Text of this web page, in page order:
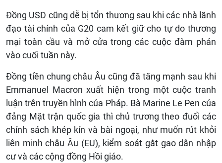
Đồng USD cũng dễ bị tổn thương sau khi các nhà lãnh
đạo tài chính của G20 cam kết giữ cho tự do thương
mại toàn cầu và mở cửa trong các cuộc đàm phán
vào cuối tuần này.
Đồng tiền chung châu Âu cũng đã tăng mạnh sau khi
Emmanuel Macron xuất hiện trong một cuộc tranh
luận trên truyền hình của Pháp. Bà Marine Le Pen của
đảng Mặt trận quốc gia thì chủ trương theo đuổi các
chính sách khép kín và bài ngoại, như muốn rút khỏi
liên minh châu Âu (EU), kiểm soát gắt gao dân nhập
cư và các cộng đồng Hồi giáo.